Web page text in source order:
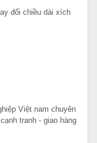
đổi chiều dài xích
Việt nam chuyên
tranh - giao hàng